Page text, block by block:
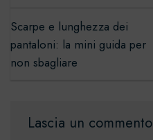
Scarpe e lunghezza dei
pantaloni: la mini guida per
non sbagliare
Lascia un commento